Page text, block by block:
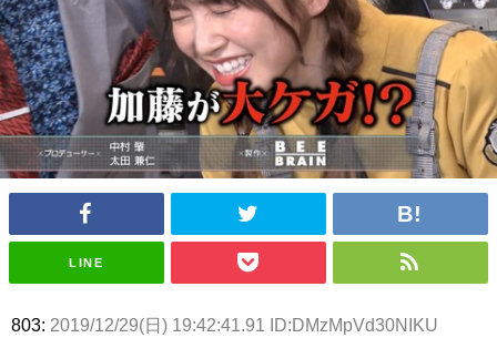
これも素晴らしい
日向坂46まとめのまとめ / 【日向坂46】五期生着ぐるみ生写真も！ 富田鈴
花考案グッズ＆生写真5種が公開される
日向坂46まとめのまとめ / これから彼氏と行為する直前の賀喜遥香、やば
い
アイドル – ぷぅアンテナ / 「乃木坂46ののぎおび⊿」北野日奈子が生配
信！【2022.3.22 17:15〜 SHOWROOM】
アイドル – ぷぅアンテナ / 2022年3月22日（火）のメディア情報
アイドル – ぷぅアンテナ / 【乃木坂46】井上和の『なぎおはぎ』って こん
ぺいとう×いちごみるく×マヨラー星人 と同じと考えてよろしいですか？
アイドル – ぷぅアンテナ / 【乃木坂46】日村勇紀 gif職人が切り抜いた名シ
ーン.gif
ふぇどみ！ / 【悲報】呪術廻戦、視聴率5.1%
ふぇどみ！ / 【画像】スポ－ツキャスターお姉さん・ハメまくりだったｗｗ
ふぇどみ！ / 【悲報】母「裕福な過程が高学歴になるとか大嘘。教育に金を
LINE
803: 2019/12/29(日) 19:42:41.91 ID:DMzMpVd30NIKU